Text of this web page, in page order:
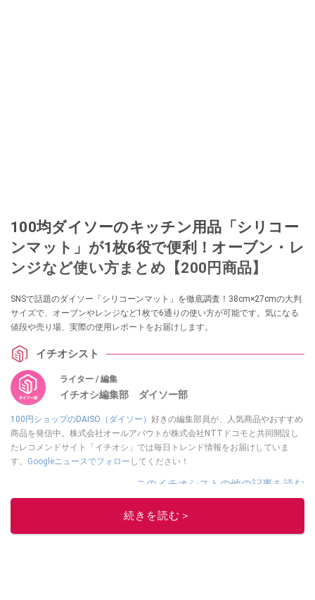
100均ダイソーのキッチン用品「シリコー
ンマット」​​が1枚6役で便利！オーブン・レ
ンジなど使い方まとめ【200円商品】
SNSで話題のダイソー「シリコーンマット」を徹底調査！38cm×27cmの大判
サイズで、オーブンやレンジなど1枚で6通りの使い方が可能です。気になる
値段や売り場、実際の使用レポートをお届けします。
イチオシスト
ライター / 編集
イチオシ編集部 ダイソー部
100円ショップのDAISO（ダイソー） 好きの編集部員が、人気商品やおすすめ
商品を発信中。株式会社オールアバウトが株式会社NTTドコモと共同開設し
たレコメンドサイト「イチオシ」では毎日トレンド情報をお届けしていま
す。 Googleニュースでフォロー してください！
このイチオシストの他の記事を読む
続きを読む＞